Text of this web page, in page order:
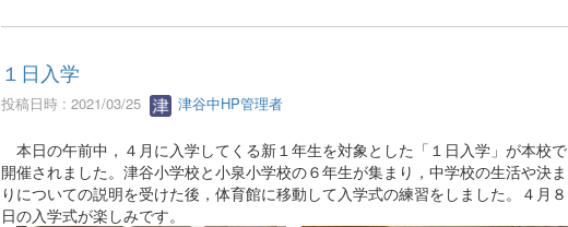
１日入学
投稿日時 : 2021/03/25 津谷中HP管理者
本日の午前中，４月に入学してくる新１年生を対象とした「１日入学」が本校で
開催されました。津谷小学校と小泉小学校の６年生が集まり，中学校の生活や決ま
りについての説明を受けた後，体育館に移動して入学式の練習をしました。４月８
日の入学式が楽しみです。